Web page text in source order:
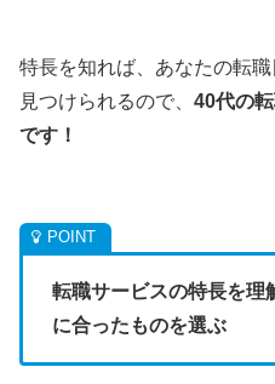
特長を知れば、あなたの転
見つけられるので、 40代の
です！
転職サービスの特長を理
に合ったものを選ぶ